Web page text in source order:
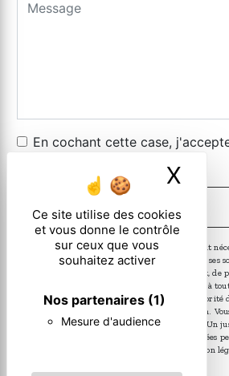
Ce site utilise des cookies
et vous donne le contrôle
sur ceux que vous
souhaitez activer
Nos partenaires (1)
Mesure d'audience
X
En cochant cette case,
ENVOYER
** Les données personnelles communiquées sont
contacter. Elles sont destinées à l'entreprise et ses
de droits d’accès, de rectification, d’effacement,
d’opposition, de retrait de votre consentement à
d’introduire une réclamation auprès d’une autorité
d’organiser le sort de vos données post-mortem.
par voie postale ou par courrier électronique. Un
vous être demandé. Nous conservons vos données
de contact puis pendant la durée de prescription